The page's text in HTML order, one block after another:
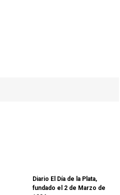
Diario El Día de la Plata,
fundado el 2 de Marzo de